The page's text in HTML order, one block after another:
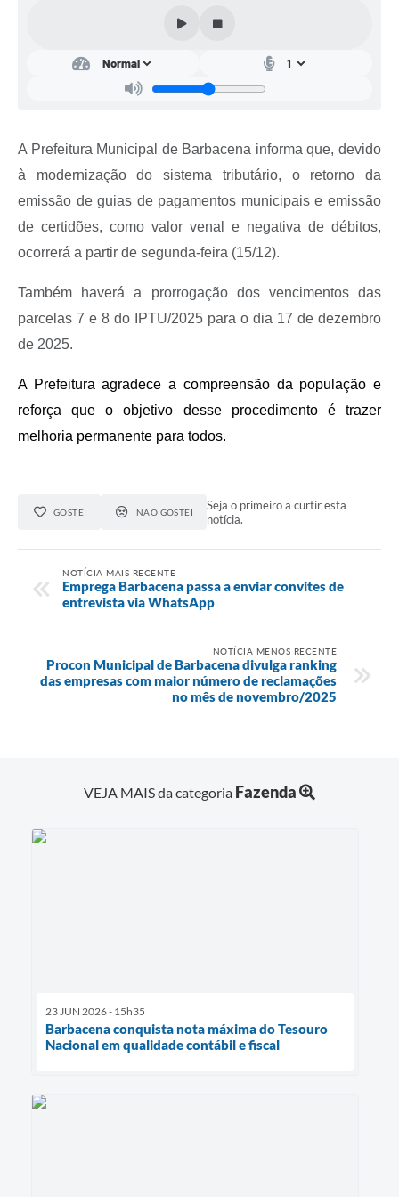
Plano Diretor e Mobilidade Urbana
3º Jornada Empreendedora BQ
Emprega Barbacena
Plano Municipal de Saneamento Básico
Carta de Serviços
Arquivos para Download
Legislação
Telefones Úteis
A Prefeitura Municipal de Barbacena informa que, devido
à modernização do sistema tributário, o retorno da
emissão de guias de pagamentos municipais e emissão
de certidões, como valor venal e negativa de débitos,
ocorrerá a partir de segunda-feira (15/12).
Também haverá a prorrogação dos vencimentos das
parcelas 7 e 8 do IPTU/2025 para o dia 17 de dezembro
de 2025.
A Prefeitura agradece a compreensão da população e
reforça que o objetivo desse procedimento é trazer
melhoria permanente para todos.
GOSTEI NÃO GOSTEI
Seja o primeiro a curtir esta
notícia.
NOTÍCIA MAIS RECENTE
Emprega Barbacena passa a enviar convites de
entrevista via WhatsApp
NOTÍCIA MENOS RECENTE
Procon Municipal de Barbacena divulga ranking
das empresas com maior número de reclamações
no mês de novembro/2025
VEJA MAIS da categoria Fazenda
23 JUN 2026 - 15h35
Barbacena conquista nota máxima do Tesouro
Nacional em qualidade contábil e fiscal